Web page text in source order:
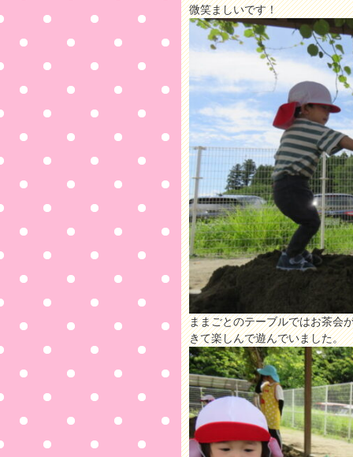
微笑ましいです！
ままごとのテーブルではお茶会
きて楽しんで遊んでいました。